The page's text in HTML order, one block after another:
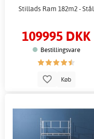
Stillads Ram 182m2 - Stål
109995 DKK
Bestillingsvare
Køb